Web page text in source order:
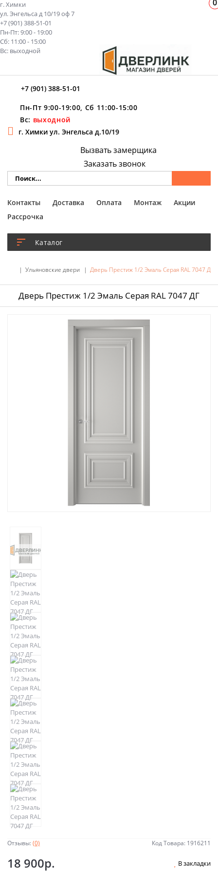
г. Химки
ул. Энгельса д 10/19 оф 7
+7 (901) 388-51-01
Пн-Пт: 9:00 - 19:00
Сб: 11:00 - 15:00
Вс: выходной
+7 (901) 388-51-01
Пн-Пт 9:00-19:00, Сб 11:00-15:00
Вс: выходной
г. Химки ул. Энгельса д.10/19
Каталог
Вызвать замерщика
Заказать звонок
Контакты Доставка Оплата Монтаж
Акции
Рассрочка
Ульяновские двери Дверь Престиж 1/2 Эмаль Серая RAL 7047 ДГ
Дверь Престиж 1/2 Эмаль Серая RAL 7047 ДГ
Отзывы:(0) Код Товара: 1916211
18 900р. В закладки
0